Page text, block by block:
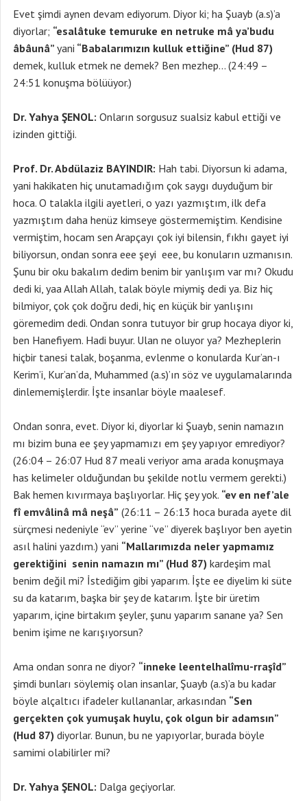
Evet şimdi aynen devam ediyorum. Diyor ki; ha Şuayb (a.s)’a
diyorlar; “esalâtuke temuruke en netruke mâ ya’budu
âbâunâ” yani “Babalarımızın kulluk ettiğine” (Hud 87)
demek, kulluk etmek ne demek? Ben mezhep… (24:49 –
24:51 konuşma bölüüyor.)
Dr. Yahya ŞENOL: Onların sorgusuz sualsiz kabul ettiği ve
izinden gittiği.
Prof. Dr. Abdülaziz BAYINDIR: Hah tabi. Diyorsun ki adama,
yani hakikaten hiç unutamadığım çok saygı duyduğum bir
hoca. O talakla ilgili ayetleri, o yazı yazmıştım, ilk defa
yazmıştım daha henüz kimseye göstermemiştim. Kendisine
vermiştim, hocam sen Arapçayı çok iyi bilensin, fıkhı gayet iyi
biliyorsun, ondan sonra eee şeyi eee, bu konuların uzmanısın.
Şunu bir oku bakalım dedim benim bir yanlışım var mı? Okudu
dedi ki, yaa Allah Allah, talak böyle miymiş dedi ya. Biz hiç
bilmiyor, çok çok doğru dedi, hiç en küçük bir yanlışını
göremedim dedi. Ondan sonra tutuyor bir grup hocaya diyor ki,
ben Hanefiyem. Hadi buyur. Ulan ne oluyor ya? Mezheplerin
hiçbir tanesi talak, boşanma, evlenme o konularda Kur’an-ı
Kerim’i, Kur’an’da, Muhammed (a.s)’ın söz ve uygulamalarında
dinlememişlerdir. İşte insanlar böyle maalesef.
Ondan sonra, evet. Diyor ki, diyorlar ki Şuayb, senin namazın
mı bizim buna ee şey yapmamızı em şey yapıyor emrediyor?
(26:04 – 26:07 Hud 87 meali veriyor ama arada konuşmaya
has kelimeler olduğundan bu şekilde notlu vermem gerekti.)
Bak hemen kıvırmaya başlıyorlar. Hiç şey yok. “ev en nef’ale
fî emvâlinâ mâ neşâ” (26:11 – 26:13 hoca burada ayete dil
sürçmesi nedeniyle “ev” yerine “ve” diyerek başlıyor ben ayetin
asıl halini yazdım.) yani “Mallarımızda neler yapmamız
gerektiğini senin namazın mı” (Hud 87) kardeşim mal
benim değil mi? İstediğim gibi yaparım. İşte ee diyelim ki süte
su da katarım, başka bir şey de katarım. İşte bir üretim
yaparım, içine birtakım şeyler, şunu yaparım sanane ya? Sen
benim işime ne karışıyorsun?
Ama ondan sonra ne diyor? “inneke leentelhalîmu-rraşîd”
şimdi bunları söylemiş olan insanlar, Şuayb (a.s)’a bu kadar
böyle alçaltıcı ifadeler kullananlar, arkasından “Sen
gerçekten çok yumuşak huylu, çok olgun bir adamsın”
(Hud 87) diyorlar. Bunun, bu ne yapıyorlar, burada böyle
samimi olabilirler mi?
Dr. Yahya ŞENOL: Dalga geçiyorlar.